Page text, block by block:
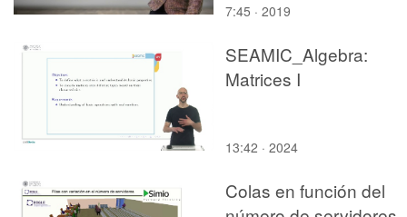
7:45 · 2019
SEAMIC_Algebra:
Matrices I
13:42 · 2024
Colas en función del